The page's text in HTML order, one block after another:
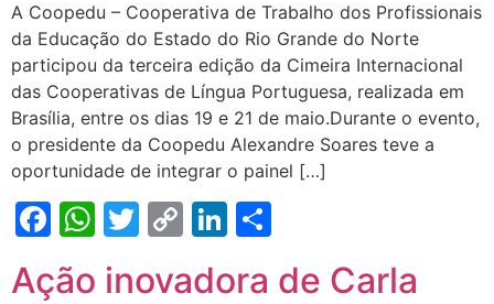
A Coopedu – Cooperativa de Trabalho dos Profissionais
da Educação do Estado do Rio Grande do Norte
participou da terceira edição da Cimeira Internacional
das Cooperativas de Língua Portuguesa, realizada em
Brasília, entre os dias 19 e 21 de maio.Durante o evento,
o presidente da Coopedu Alexandre Soares teve a
oportunidade de integrar o painel […]
Facebook
WhatsApp
Twitter
CopyLinkedIn
Ação inovadora de Carla